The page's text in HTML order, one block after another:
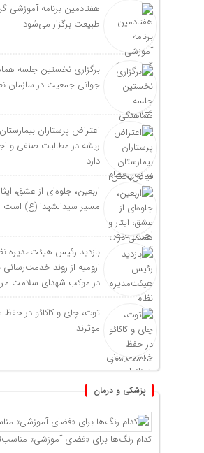
هفتادمین برنامه آموزشی
طبیعت برگزار می‌شود
برگزاری نخستین جلسه
جوانی جمعیت در سازمان
اعتراض پرستاران
ریشه در مطالبات صنفی و
دارد
اربعین، جلوه‌ای از عشق،
مسیر سیدالشهدا (ع) است
بازدید رئیس هیئت‌مدیره
ارومیه از روند خدمت‌رسانی
در موکب شهدای سلامت
توت، چای و کاکائو در
موثرند
پزشکی و درمان
کدام رنگ‌ها برای «فضای آموزشی»